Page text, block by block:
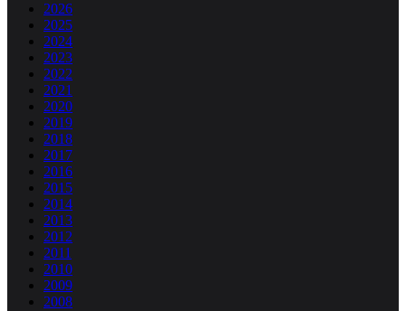
2026
2025
2024
2023
2022
2021
2020
2019
2018
2017
2016
2015
2014
2013
2012
2011
2010
2009
2008